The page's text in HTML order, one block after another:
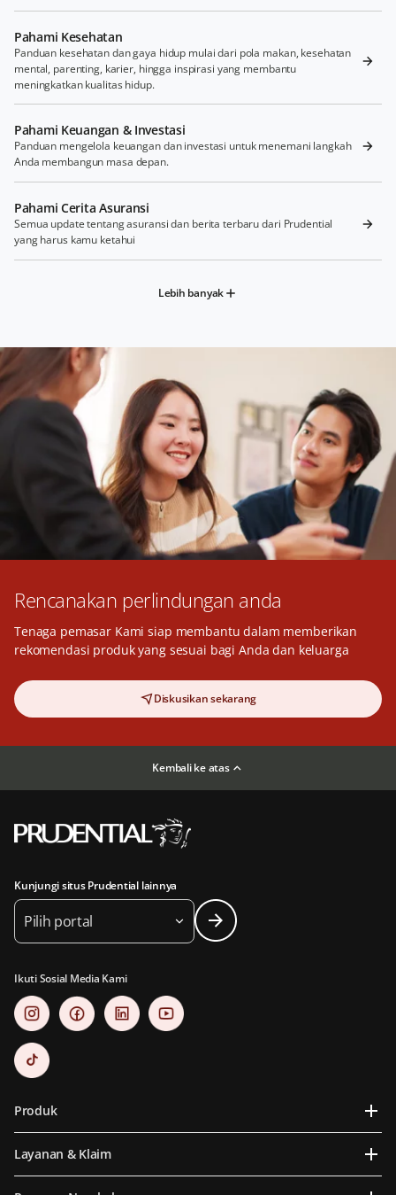
Pahami Kesehatan
Panduan kesehatan dan gaya hidup mulai dari pola makan, kesehatan
mental, parenting, karier, hingga inspirasi yang membantu
meningkatkan kualitas hidup.
Pahami Keuangan & Investasi
Panduan mengelola keuangan dan investasi untuk menemani langkah
Anda membangun masa depan.
Pahami Cerita Asuransi
Semua update tentang asuransi dan berita terbaru dari Prudential
yang harus kamu ketahui
Lebih banyak
Rencanakan perlindungan anda
Tenaga pemasar Kami siap membantu dalam memberikan
rekomendasi produk yang sesuai bagi Anda dan keluarga
Diskusikan sekarang
Kembali ke atas
Kunjungi situs Prudential lainnya
Pilih portal
Ikuti Sosial Media Kami
Produk
Layanan & Klaim